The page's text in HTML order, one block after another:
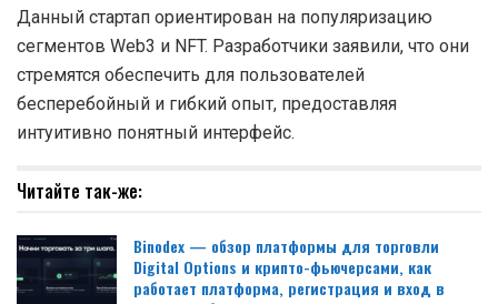
Данный стартап ориентирован на популяризацию
сегментов Web3 и NFT. Разработчики заявили, что они
стремятся обеспечить для пользователей
бесперебойный и гибкий опыт, предоставляя
интуитивно понятный интерфейс.
Читайте так-же:
Binodex — обзор платформы для торговли
Digital Options и крипто-фьючерсами, как
работает платформа, регистрация и вход в